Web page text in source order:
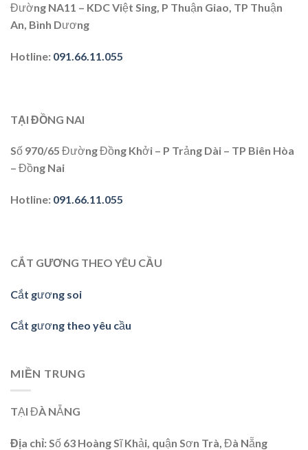
Đường NA11 – KDC Việt Sing, P Thuận Giao, TP Thuận
An, Bình Dương
Hotline: 091.66.11.055
TẠI ĐỒNG NAI
Số 970/65 Đường Đồng Khởi – P Trảng Dài – TP Biên Hòa
– Đồng Nai
Hotline: 091.66.11.055
CẮT GƯƠNG THEO YÊU CẦU
Cắt gương soi
Cắt gương theo yêu cầu
MIỀN TRUNG
TẠI ĐÀ NẴNG
Địa chỉ: Số 63 Hoàng Sĩ Khải, quận Sơn Trà, Đà Nẵng